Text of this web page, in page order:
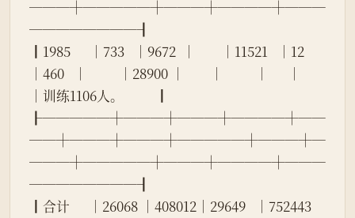
───┼─────┼───┼────┼───
────────┨
┃1985      │733   │9672  │        │11521   │12
│460   │          │28900 │        │          │      │
│训练1106人。          ┃
┠─────┼───┼───┼────┼──
──┼───┼───┼─────┼───┼─
───┼─────┼───┼────┼───
────────┨
┃合计      │26068 │408012│29649   │752443